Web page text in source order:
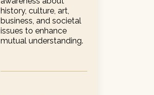
history, culture, art,
business, and societal
issues to enhance
mutual understanding.